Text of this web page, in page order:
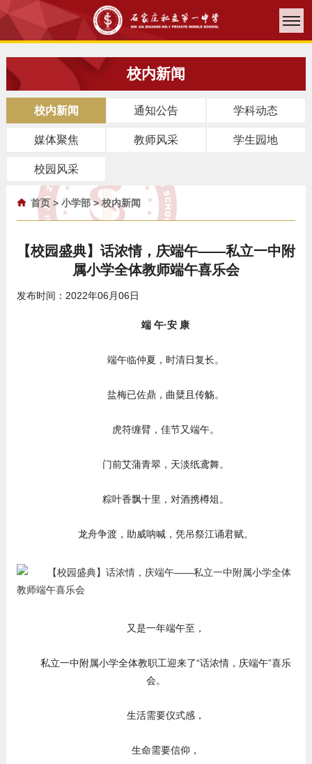
校内新闻
校内新闻 通知公告 学科动态
媒体聚焦 教师风采 学生园地
校园风采
首页> 小学部>校内新闻
【校园盛典】话浓情，庆端午——私立一中附
属小学全体教师端午喜乐会
发布时间：2022年06月06日
端 午·安 康
端午临仲夏，时清日复长。
盐梅已佐鼎，曲糵且传觞。
虎符缠臂，佳节又端午。
门前艾蒲青翠，天淡纸鸢舞。
粽叶香飘十里，对酒携樽俎。
龙舟争渡，助威呐喊，凭吊祭江诵君赋。
又是一年端午至，
私立一中附属小学全体教职工迎来了“话浓情，庆端午”喜乐
会。
生活需要仪式感，
生命需要信仰，